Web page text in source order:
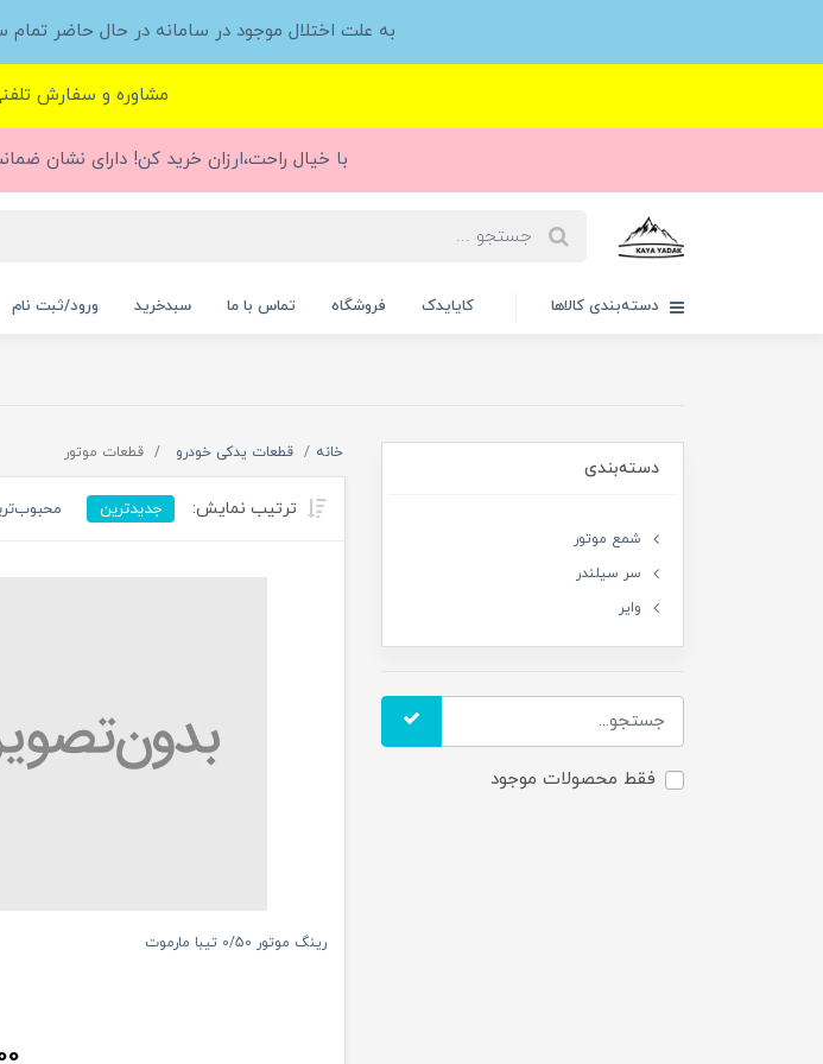
به علت اختلال موجود در سامانه در حال حاضر
مشاوره و سفارش
با خیال راحت،ارزان خرید کن! دارای نشان
دسته‌بندی کالاها کایایدک فروشگاه تماس با ما سبدخرید ورود/ثبت نام
دسته‌بندی
شمع موتور
سر سیلندر
وایر
فقط محصولات موجود
خانه قطعات یدکی خودرو قطعات موتور
ترتیب نمایش: جدیدترین
رینگ موتور 0/50 تیبا مارموت